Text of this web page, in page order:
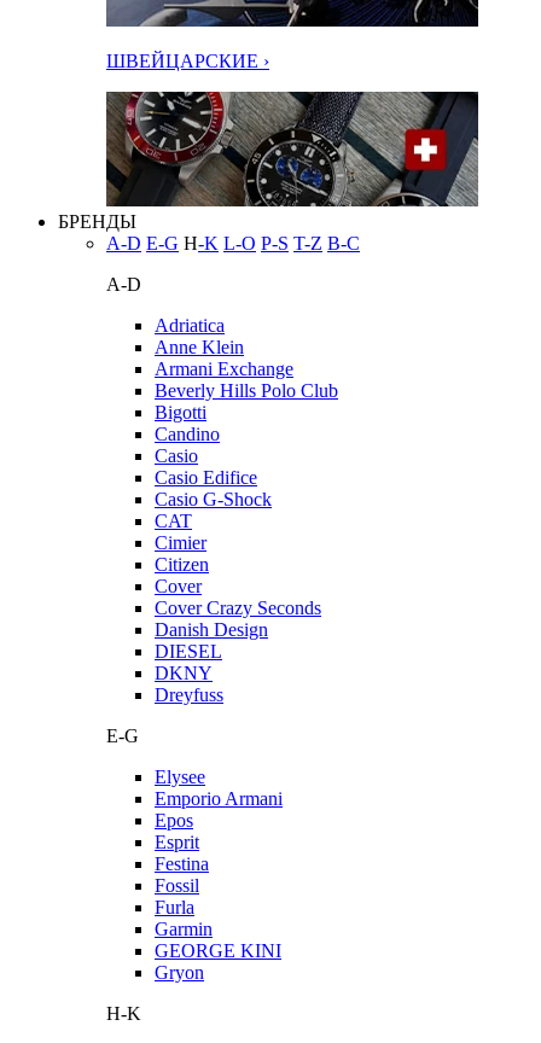
ШВЕЙЦАРСКИЕ ›
БРЕНДЫ
A-D E-G H-K L-O P-S T-Z В-С
A-D
Adriatica
Anne Klein
Armani Exchange
Beverly Hills Polo Club
Bigotti
Candino
Casio
Casio Edifice
Casio G-Shock
CAT
Cimier
Citizen
Cover
Cover Crazy Seconds
Danish Design
DIESEL
DKNY
Dreyfuss
E-G
Elysee
Emporio Armani
Epos
Esprit
Festina
Fossil
Furla
Garmin
GEORGE KINI
Gryon
H-K